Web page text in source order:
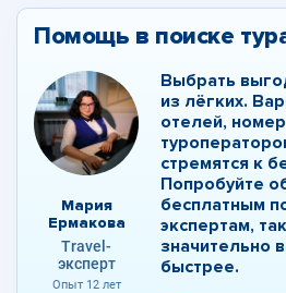
Помощь в поиске
Мария
Ермакова
Travel-
эксперт
Опыт 12 лет
Выбрать
из лёгких.
отелей,
стремятся к
Попробуйте
бесплатным
экспертам,
значительно
быстрее.